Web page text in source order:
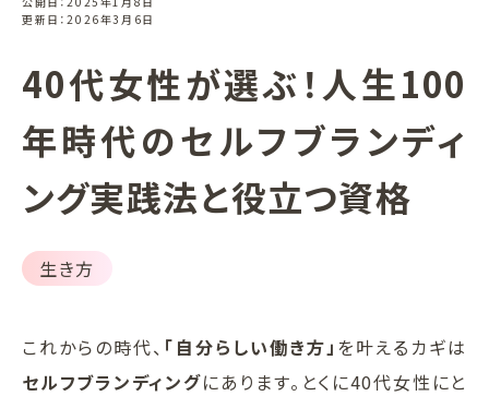
更新日：2026年3月6日
40代女性が選ぶ！人生100
年時代のセルフブランディ
ング実践法と役立つ資格
生き方
これからの時代、 「自分らしい働き方」 を叶えるカギは
セルフブランディングにあります。とくに40代女性にと